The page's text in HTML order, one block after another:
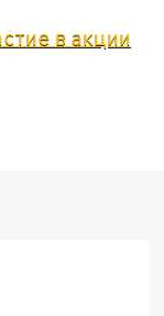
в акции